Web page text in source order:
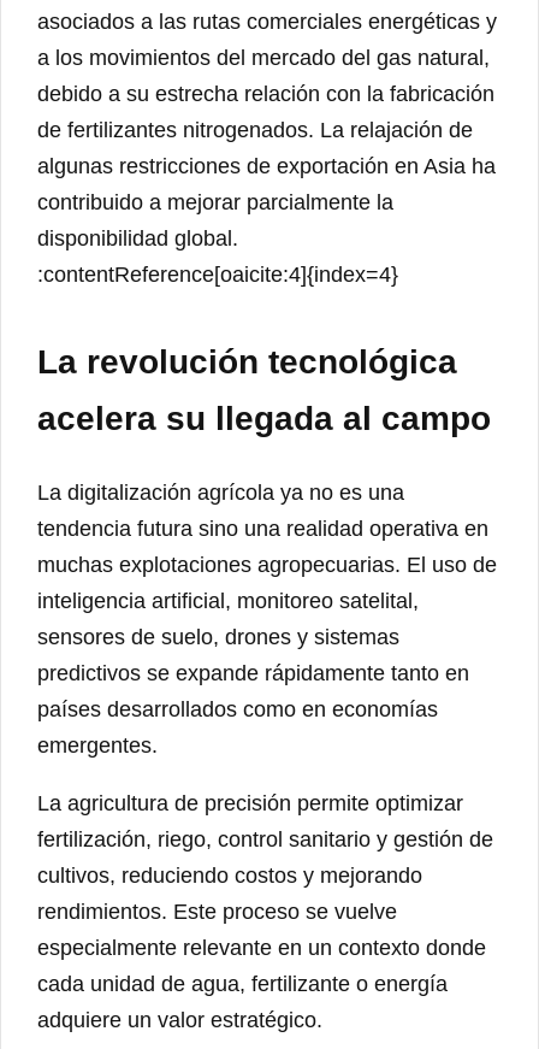
asociados a las rutas comerciales energéticas y
a los movimientos del mercado del gas natural,
debido a su estrecha relación con la fabricación
de fertilizantes nitrogenados. La relajación de
algunas restricciones de exportación en Asia ha
contribuido a mejorar parcialmente la
disponibilidad global.
:contentReference[oaicite:4]{index=4}
La revolución tecnológica
acelera su llegada al campo
La digitalización agrícola ya no es una
tendencia futura sino una realidad operativa en
muchas explotaciones agropecuarias. El uso de
inteligencia artificial, monitoreo satelital,
sensores de suelo, drones y sistemas
predictivos se expande rápidamente tanto en
países desarrollados como en economías
emergentes.
La agricultura de precisión permite optimizar
fertilización, riego, control sanitario y gestión de
cultivos, reduciendo costos y mejorando
rendimientos. Este proceso se vuelve
especialmente relevante en un contexto donde
cada unidad de agua, fertilizante o energía
adquiere un valor estratégico.